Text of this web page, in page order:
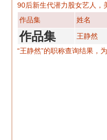
90后新生代潜力股女艺人，
作品集
姓名
作品集 王静然
“王静然”的职称查询结果，